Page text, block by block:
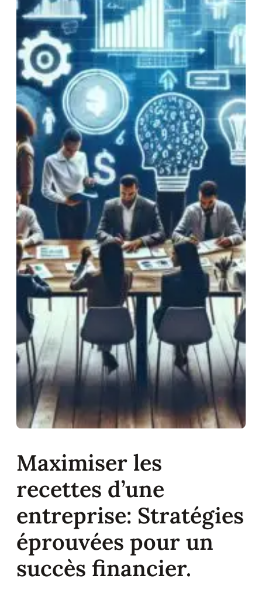
Maximiser les
recettes d’une
entreprise: Stratégies
éprouvées pour un
succès financier.